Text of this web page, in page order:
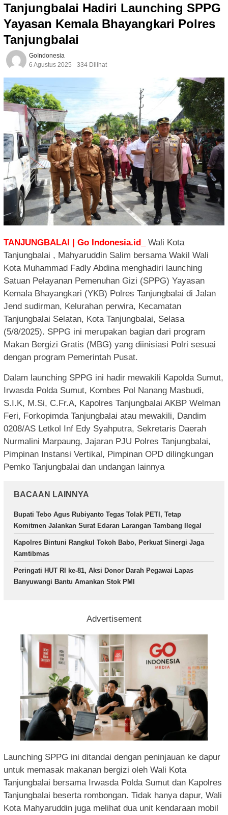
Tanjungbalai Hadiri Launching SPPG
Yayasan Kemala Bhayangkari Polres
Tanjungbalai
GoIndonesia
6 Agustus 2025
334 Dilihat
TANJUNGBALAI | Go Indonesia.id_
Wali Kota
Tanjungbalai , Mahyaruddin Salim bersama Wakil Wali
Kota Muhammad Fadly Abdina menghadiri launching
Satuan Pelayanan Pemenuhan Gizi (SPPG) Yayasan
Kemala Bhayangkari (YKB) Polres Tanjungbalai di Jalan
Jend sudirman, Kelurahan perwira, Kecamatan
Tanjungbalai Selatan, Kota Tanjungbalai, Selasa
(5/8/2025). SPPG ini merupakan bagian dari program
Makan Bergizi Gratis (MBG) yang diinisiasi Polri sesuai
dengan program Pemerintah Pusat.
Dalam launching SPPG ini hadir mewakili Kapolda Sumut,
Irwasda Polda Sumut, Kombes Pol Nanang Masbudi,
S.I.K, M.Si, C.Fr.A, Kapolres Tanjungbalai AKBP Welman
Feri, Forkopimda Tanjungbalai atau mewakili, Dandim
0208/AS Letkol Inf Edy Syahputra, Sekretaris Daerah
Nurmalini Marpaung, Jajaran PJU Polres Tanjungbalai,
Pimpinan Instansi Vertikal, Pimpinan OPD dilingkungan
Pemko Tanjungbalai dan undangan lainnya
BACAAN LAINNYA
Bupati Tebo Agus Rubiyanto Tegas Tolak PETI, Tetap
Komitmen Jalankan Surat Edaran Larangan Tambang Ilegal
Kapolres Bintuni Rangkul Tokoh Babo, Perkuat Sinergi Jaga
Kamtibmas
Peringati HUT RI ke-81, Aksi Donor Darah Pegawai Lapas
Banyuwangi Bantu Amankan Stok PMI
Advertisement
Launching SPPG ini ditandai dengan peninjauan ke dapur
untuk memasak makanan bergizi oleh Wali Kota
Tanjungbalai bersama Irwasda Polda Sumut dan Kapolres
Tanjungbalai beserta rombongan. Tidak hanya dapur, Wali
Kota Mahyaruddin juga melihat dua unit kendaraan mobil